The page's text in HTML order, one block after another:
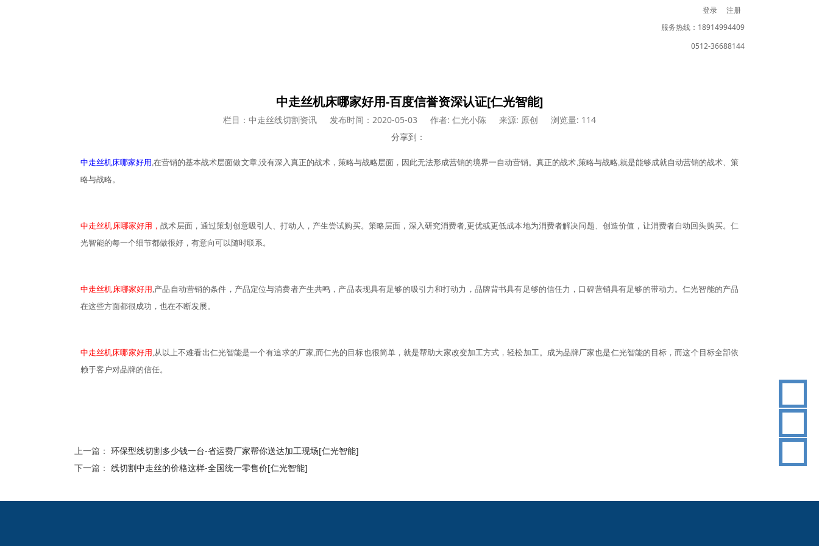
登录
注册
服务热线：18914994409
0512-36688144
中走丝机床哪家好用-百度信誉资深认证[仁光智能]
栏目：中走丝线切割资讯 发布时间：2020-05-03 作者: 仁光小陈 来源: 原创
浏览量: 114
分享到：
中走丝机床哪家好用 ,在营销的基本战术层面做文章,没有深入真正的战术，策略与战略层面，因此无法形成营销的境界一自动营销。真正的战术,策略与战略,就是能够成就自动营销的战术、策
略与战略。
中走丝机床哪家好用，战术层面，通过策划创意吸引人、打动人，产生尝试购买。策略层面，深入研究消费者,更优或更低成本地为消费者解决问题、创造价值，让消费者自动回头购买。仁
光智能的每一个细节都做很好，有意向可以随时联系。
中走丝机床哪家好用 ,产品自动营销的条件，产品定位与消费者产生共鸣，产品表现具有足够的吸引力和打动力，品牌背书具有足够的信任力，口碑营销具有足够的带动力。仁光智能的产品
在这些方面都很成功，也在不断发展。
中走丝机床哪家好用 ,从以上不难看出仁光智能是一个有追求的厂家,而仁光的目标也很简单，就是帮助大家改变加工方式，轻松加工。成为品牌厂家也是仁光智能的目标，而这个目标全部依
赖于客户对品牌的信任。
上一篇： 环保型线切割多少钱一台-省运费厂家帮你送达加工现场[仁光智能]
下一篇： 线切割中走丝的价格这样-全国统一零售价[仁光智能]